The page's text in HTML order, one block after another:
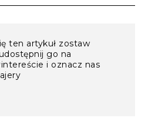
ten artykuł zostaw
go na
i oznacz nas